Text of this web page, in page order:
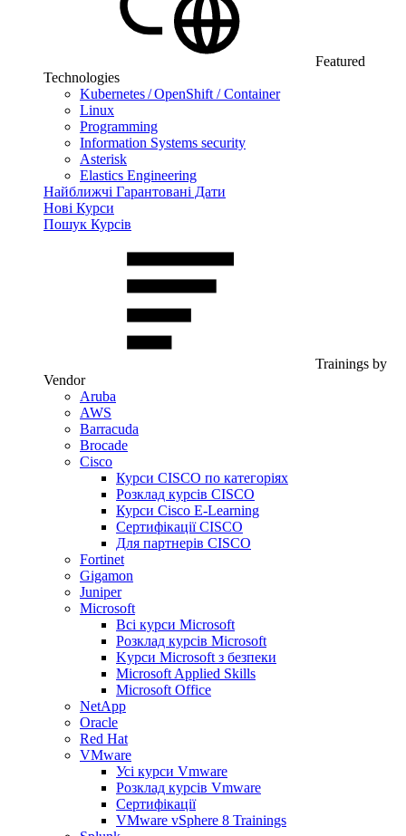
Featured
Technologies
Kubernetes / OpenShift / Container
Linux
Programming
Information Systems security
Asterisk
Elastics Engineering
Найближчі Гарантовані Дати
Нові Курси
Пошук Курсів
Trainings by
Vendor
Aruba
AWS
Barracuda
Brocade
Cisco
Курси CISCO по категоріях
Розклад курсів CISCO
Курси Cisco E-Learning
Сертифікації CISCO
Для партнерів CISCO
Fortinet
Gigamon
Juniper
Microsoft
Всі курси Microsoft
Розклад курсів Microsoft
Kyрси Microsoft з безпеки
Microsoft Applied Skills
Microsoft Office
NetApp
Oracle
Red Hat
VMware
Усі курси Vmware
Розклад курсів Vmware
Сертифікації
VMware vSphere 8 Trainings